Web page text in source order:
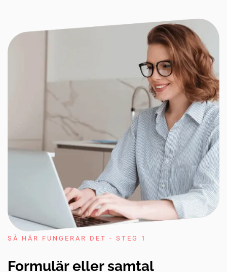
SÅ HÄR FUNGERAR DET - STEG 1
Formulär eller samtal